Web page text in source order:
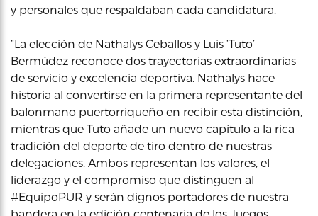
y personales que respaldaban cada candidatura.
“La elección de Nathalys Ceballos y Luis ‘Tuto’
Bermúdez reconoce dos trayectorias extraordinarias
de servicio y excelencia deportiva. Nathalys hace
historia al convertirse en la primera representante del
balonmano puertorriqueño en recibir esta distinción,
mientras que Tuto añade un nuevo capítulo a la rica
tradición del deporte de tiro dentro de nuestras
delegaciones. Ambos representan los valores, el
liderazgo y el compromiso que distinguen al
#EquipoPUR y serán dignos portadores de nuestra